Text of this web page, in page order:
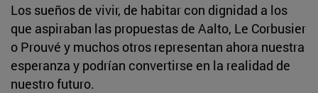
Los sueños de vivir, de habitar con dignidad a los
que aspiraban las propuestas de Aalto, Le Corbusier
o Prouvé y muchos otros representan ahora nuestra
esperanza y podrían convertirse en la realidad de
nuestro futuro.